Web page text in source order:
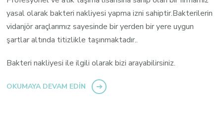
yasal olarak bakteri nakliyesi yapma izni sahiptir.Bakterilerin
vidanjör araçlarımız sayesinde bir yerden bir yere uygun
şartlar altında titizlikle taşınmaktadır..
Bakteri nakliyesi ile ilgili olarak bizi arayabilirsiniz.
OKUMAYA DEVAM EDIN